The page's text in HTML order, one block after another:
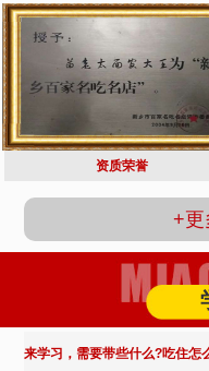
资质荣誉
+更
来学习，需要带些什么?吃住怎